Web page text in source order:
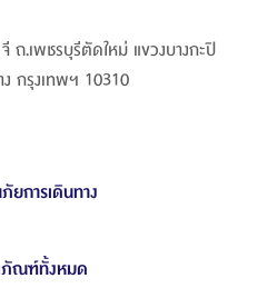
ถ.เพชรบุรีตัดใหม่ แขวงบางกะปิ
ง กรุงเทพฯ 10310
ยการเดินทาง
ณฑ์ทั้งหมด